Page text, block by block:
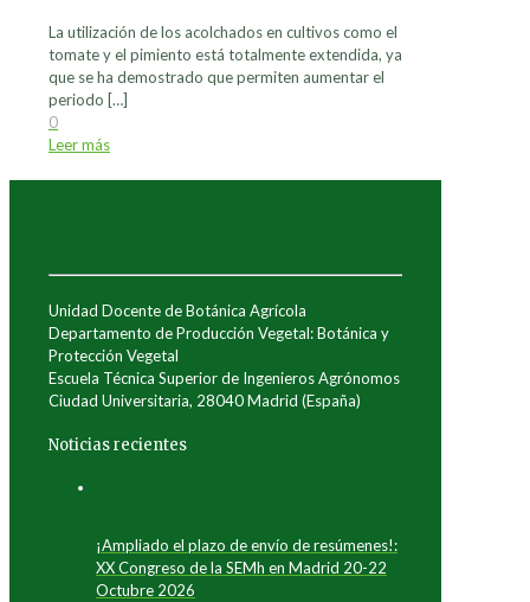
La utilización de los acolchados en cultivos como el
tomate y el pimiento está totalmente extendida, ya
que se ha demostrado que permiten aumentar el
periodo […]
0
Leer más
Unidad Docente de Botánica Agrícola
Departamento de Producción Vegetal: Botánica y
Protección Vegetal
Escuela Técnica Superior de Ingenieros Agrónomos
Ciudad Universitaria, 28040 Madrid (España)
Noticias recientes
¡Ampliado el plazo de envío de resúmenes!:
XX Congreso de la SEMh en Madrid 20-22
Octubre 2026